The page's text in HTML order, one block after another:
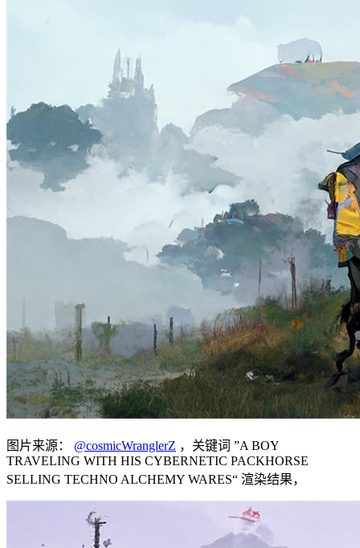
图片来源： @cosmicWranglerZ ，关键词 ”A BOY
TRAVELING WITH HIS CYBERNETIC PACKHORSE
SELLING TECHNO ALCHEMY WARES“ 渲染结果，